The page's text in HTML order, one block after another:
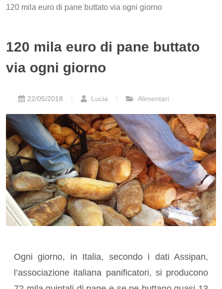
120 mila euro di pane buttato via ogni giorno
120 mila euro di pane buttato
via ogni giorno
22/05/2018 Lucia Alimentari
Ogni giorno, in Italia, secondo i dati Assipan,
l’associazione italiana panificatori, si producono